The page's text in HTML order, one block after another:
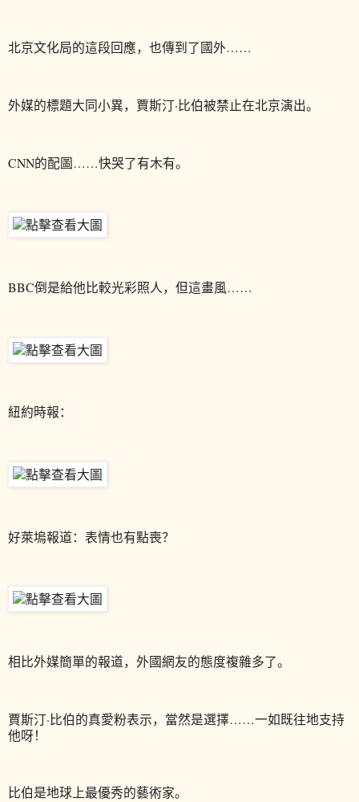
北京文化局的這段回應，也傳到了國外……
外媒的標題大同小異，賈斯汀·比伯被禁止在北京演出。
CNN的配圖……快哭了有木有。
BBC倒是給他比較光彩照人，但這畫風……
紐約時報：
好萊塢報道：表情也有點喪？
相比外媒簡單的報道，外國網友的態度複雜多了。
賈斯汀·比伯的真愛粉表示，當然是選擇……一如既往地支持
他呀！
比伯是地球上最優秀的藝術家。